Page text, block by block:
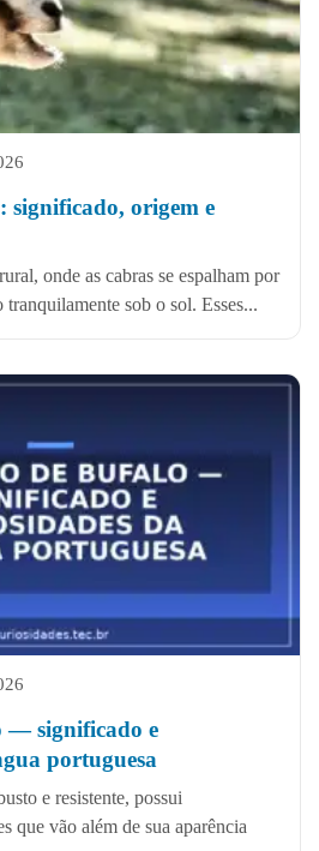
significado, origem e
onde as cabras se espalham por
tranquilamente sob o sol. Esses...
— significado e
portuguesa
e resistente, possui
que vão além de sua aparência